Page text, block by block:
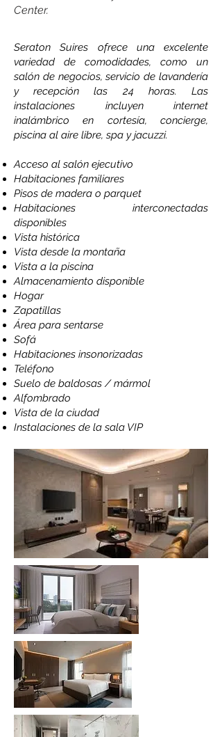
Center.
Seraton Suires ofrece una excelente
variedad de comodidades, como un
salón de negocios, servicio de lavandería
y recepción las 24 horas. Las
instalaciones incluyen internet
inalámbrico en cortesía, concierge,
piscina al aire libre, spa y jacuzzi.
Acceso al salón ejecutivo
Habitaciones familiares
Pisos de madera o parquet
Habitaciones interconectadas
disponibles
Vista histórica
Vista desde la montaña
Vista a la piscina
Almacenamiento disponible
Hogar
Zapatillas
Área para sentarse
Sofá
Habitaciones insonorizadas
Teléfono
Suelo de baldosas / mármol
Alfombrado
Vista de la ciudad
Instalaciones de la sala VIP